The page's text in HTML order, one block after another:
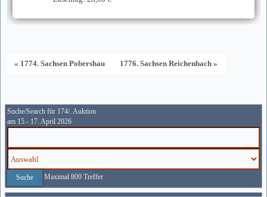
« 1774. Sachsen Pobershau 1776. Sachsen Reichenbach »
Suche/Search für 174/. Auktion
am 15.- 17. April 2026
Maximal 800 Treffer